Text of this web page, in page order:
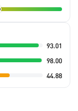
93.01
98.00
44.88